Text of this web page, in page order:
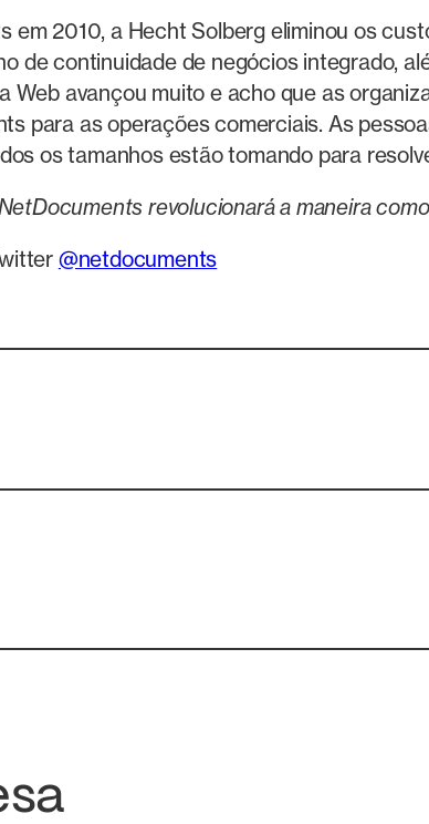
em 2010, a Hecht Solberg eliminou os
de continuidade de negócios integrado,
Web avançou muito e acho que as
para as operações comerciais. As
os tamanhos estão tomando para
revolucionará a maneira
@netdocuments